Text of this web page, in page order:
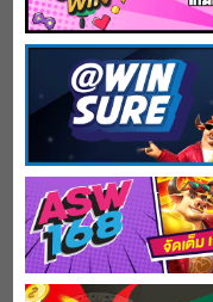
กันย์ เมถุน สิงห์
March 31, 2024